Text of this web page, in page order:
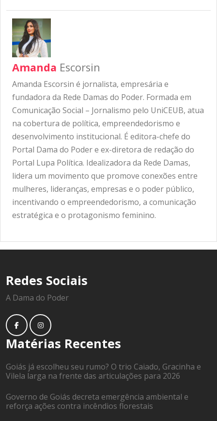
Amanda Escorsin
Amanda Escorsin é jornalista, empresária e
fundadora da Rede Damas do Poder. Formada em
Comunicação Social – Jornalismo pelo UniCEUB, atua
na cobertura de política, empreendedorismo e
desenvolvimento institucional. É editora-chefe do
Portal Dama do Poder e ex-diretora de redação do
Portal Lupa Política. Idealizadora da Rede Damas,
lidera um movimento que promove conexões entre
mulheres, lideranças, empresas e o poder público,
incentivando o empreendedorismo, a comunicação
estratégica e o protagonismo feminino.
Redes Sociais
A Dama do Poder
Matérias Recentes
Goiás já escolheu seu rumo? O trio Caiado, Gracinha e
Vilela larga na frente das articulações para 2026
Governo de Goiás decreta emergência ambiental e
reforça ações contra incêndios florestais